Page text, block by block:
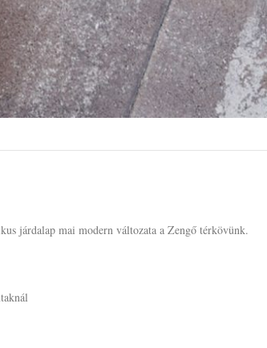
járdalap mai modern változata a Zengő térkövünk.